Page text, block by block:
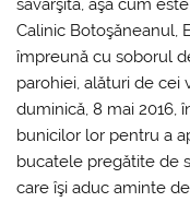
Calinic Botoşăneanul,
împreună cu soborul
parohiei, alături de cei
duminică, 8 mai 2016,
bunicilor lor pentru a
bucatele pregătite de
care îşi aduc aminte